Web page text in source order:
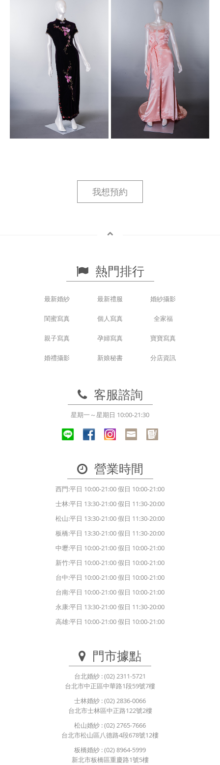
我想預約
熱門排行
最新婚紗 最新禮服 婚紗攝影
閨蜜寫真 個人寫真 全家福
親子寫真 孕婦寫真 寶寶寫真
婚禮攝影 新娘秘書 分店資訊
客服諮詢
星期一～星期日 10:00-21:30
營業時間
西門:平日 10:00-21:00 假日 10:00-21:00
士林:平日 13:30-21:00 假日 11:30-20:00
松山:平日 13:30-21:00 假日 11:30-20:00
板橋:平日 13:30-21:00 假日 11:30-20:00
中壢:平日 10:00-21:00 假日 10:00-21:00
新竹:平日 10:00-21:00 假日 10:00-21:00
台中:平日 10:00-21:00 假日 10:00-21:00
台南:平日 10:00-21:00 假日 10:00-21:00
永康:平日 13:30-21:00 假日 11:30-20:00
高雄:平日 10:00-21:00 假日 10:00-21:00
門市據點
台北婚紗 : (02) 2311-5721
台北市中正區中華路1段59號7樓
士林婚紗 : (02) 2836-0066
台北市士林區中正路122號2樓
松山婚紗 : (02) 2765-7666
台北市松山區八德路4段678號12樓
板橋婚紗 : (02) 8964-5999
新北市板橋區重慶路1號5樓